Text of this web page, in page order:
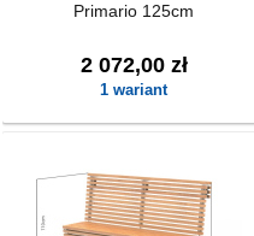
Primario 125cm
2 072,00 zł
1 wariant